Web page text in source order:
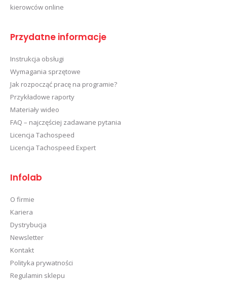
kierowców online
Przydatne informacje
Instrukcja obsługi
Wymagania sprzętowe
Jak rozpocząć pracę na programie?
Przykładowe raporty
Materiały wideo
FAQ – najczęściej zadawane pytania
Licencja Tachospeed
Licencja Tachospeed Expert
Infolab
O firmie
Kariera
Dystrybucja
Newsletter
Kontakt
Polityka prywatności
Regulamin sklepu